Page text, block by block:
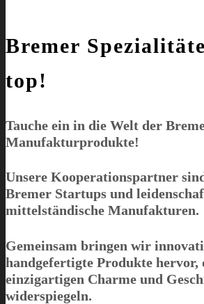
Bremer
top!
Tauche ein in die Welt der
Manufakturprodukte!
Unsere Kooperationspartner
Bremer Startups und
mittelständische Manufakturen.
Gemeinsam bringen wir
handgefertigte Produkte hervor,
einzigartigen Charme und
widerspiegeln.